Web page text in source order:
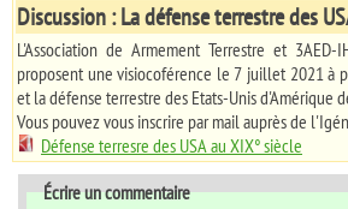
Discussion : La défense terrestre des
L'Association de Armement Terrestre et 3AED-
proposent une visiocoférence le 7 juillet 2021 à
et la défense terrestre des Etats-Unis d'Amérique
Vous pouvez vous inscrire par mail auprès de
Défense terresre des USA au XIX° siècle
Écrire un commentaire